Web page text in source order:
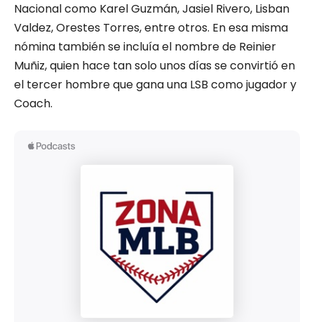
Nacional como Karel Guzmán, Jasiel Rivero, Lisban
Valdez, Orestes Torres, entre otros. En esa misma
nómina también se incluía el nombre de Reinier
Muñiz, quien hace tan solo unos días se convirtió en
el tercer hombre que gana una LSB como jugador y
Coach.